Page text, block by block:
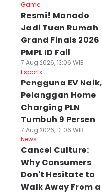
Game
Resmi! Manado
Jadi Tuan Rumah
Grand Finals 2026
PMPL ID Fall
7 Aug 2026, 13:06 WIB
Esports
Pengguna EV Naik,
Pelanggan Home
Charging PLN
Tumbuh 9 Persen
7 Aug 2026, 13:06 WIB
News
Cancel Culture:
Why Consumers
Don't Hesitate to
Walk Away From a